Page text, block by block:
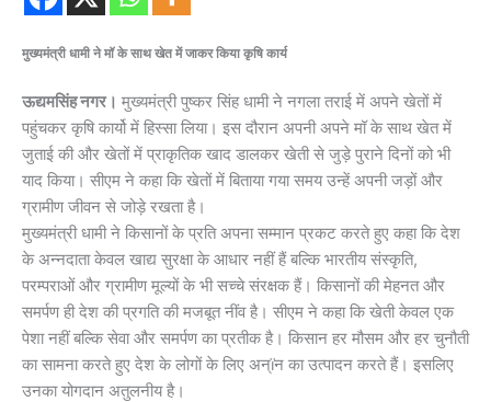
मुख्यमंत्री धामी ने मॉ के साथ खेत में जाकर किया कृषि कार्य
ऊद्यमसिंह नगर। मुख्यमंत्री पुष्कर सिंह धामी ने नगला तराई में अपने खेतों में
पहुंचकर कृषि कार्यो में हिस्सा लिया। इस दौरान अपनी अपने मॉ के साथ खेत में
जुताई की और खेतों में प्राकृतिक खाद डालकर खेती से जुड़े पुराने दिनों को भी
याद किया। सीएम ने कहा कि खेतों में बिताया गया समय उन्हें अपनी जड़ों और
ग्रामीण जीवन से जोड़े रखता है।
मुख्यमंत्री धामी ने किसानों के प्रति अपना सम्मान प्रकट करते हुए कहा कि देश
के अन्नदाता केवल खाद्य सुरक्षा के आधार नहीं हैं बल्कि भारतीय संस्कृति,
परम्पराओं और ग्रामीण मूल्यों के भी सच्चे संरक्षक हैं। किसानों की मेहनत और
समर्पण ही देश की प्रगति की मजबूत नींव है। सीएम ने कहा कि खेती केवल एक
पेशा नहीं बल्कि सेवा और समर्पण का प्रतीक है। किसान हर मौसम और हर चुनौती
का सामना करते हुए देश के लोगों के लिए अन्ïन का उत्पादन करते हैं। इसलिए
उनका योगदान अतुलनीय है।